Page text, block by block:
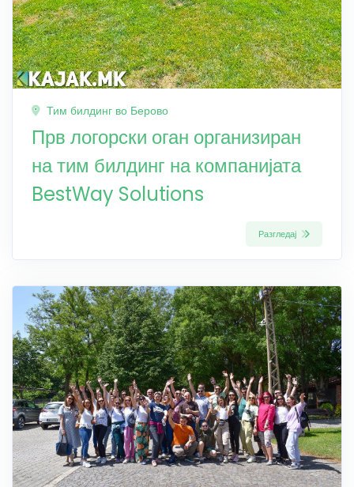
Тим билдинг во Берово
Прв логорски оган организиран
на тим билдинг на компанијата
BestWay Solutions
Разгледај